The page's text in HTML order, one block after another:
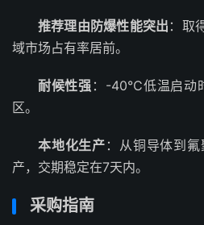
推荐理由防爆性能突出 ：取
域市场占有率居前。
耐候性强 ：-40℃低温启动
区。
本地化生产 ：从铜导体到
产，交期稳定在7天内。
采购指南